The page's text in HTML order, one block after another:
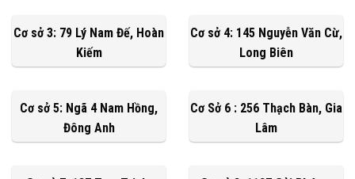
Cơ sở 3: 79 Lý Nam Đế, Hoàn
Kiếm
Cơ sở 4: 145 Nguyễn Văn Cừ,
Long Biên
Cơ sở 5: Ngã 4 Nam Hồng,
Đông Anh
Cơ Sở 6 : 256 Thạch Bàn, Gia
Lâm